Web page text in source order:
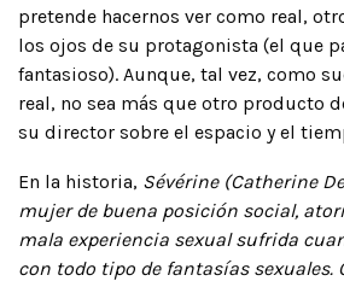
pretende hacernos ver como real,
los ojos de su protagonista (el que
fantasioso). Aunque, tal vez, como
real, no sea más que otro producto
su director sobre el espacio y el
En la historia, Sévérine (Catherine
mujer de buena posición social,
mala experiencia sexual sufrida
con todo tipo de fantasías sexuales.